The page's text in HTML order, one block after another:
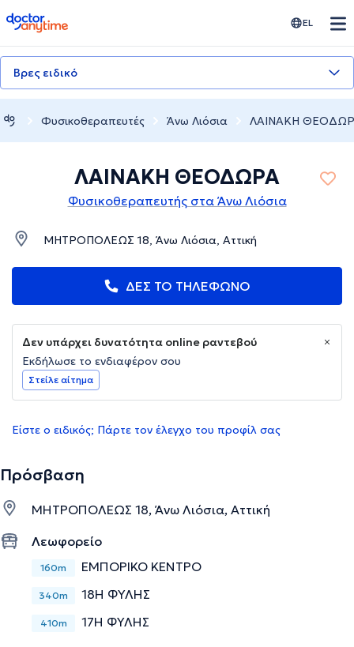
doctoranytime EL
Βρες ειδικό
Φυσικοθεραπευτές Άνω Λιόσια ΛΑΙΝΑΚΗ
ΛΑΙΝΑΚΗ ΘΕΟΔΩΡΑ
Φυσικοθεραπευτής στα Άνω Λιόσια
ΜΗΤΡΟΠΟΛΕΩΣ 18, Άνω Λιόσια, Αττική
ΔΕΣ ΤΟ ΤΗΛΕΦΩΝΟ
Δεν υπάρχει δυνατότητα online ραντεβού
Εκδήλωσε το ενδιαφέρον σου
Στείλε αίτημα
Είστε ο ειδικός; Πάρτε τον έλεγχο του προφίλ σας
Πρόσβαση
ΜΗΤΡΟΠΟΛΕΩΣ 18, Άνω Λιόσια, Αττική
Λεωφορείο
160m ΕΜΠΟΡΙΚΟ ΚΕΝΤΡΟ
340m 18Η ΦΥΛΗΣ
410m 17Η ΦΥΛΗΣ